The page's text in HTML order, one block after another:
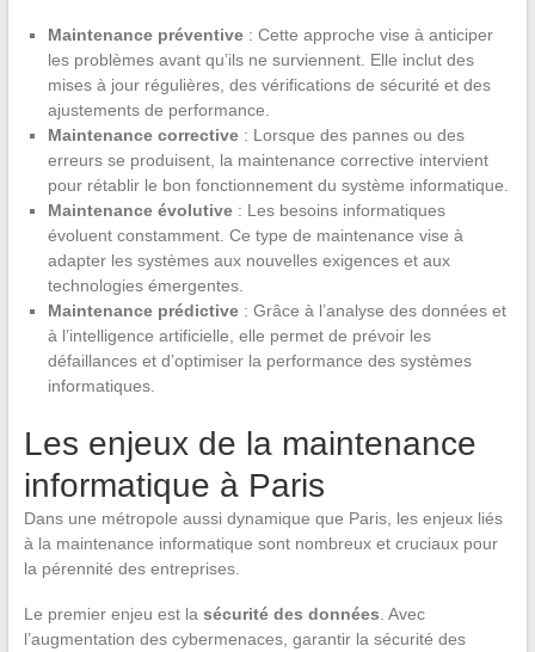
Maintenance préventive: Cette approche vise à anticiper
les problèmes avant qu’ils ne surviennent. Elle inclut des
mises à jour régulières, des vérifications de sécurité et des
ajustements de performance.
Maintenance corrective: Lorsque des pannes ou des
erreurs se produisent, la maintenance corrective intervient
pour rétablir le bon fonctionnement du système informatique.
Maintenance évolutive: Les besoins informatiques
évoluent constamment. Ce type de maintenance vise à
adapter les systèmes aux nouvelles exigences et aux
technologies émergentes.
Maintenance prédictive: Grâce à l’analyse des données et
à l’intelligence artificielle, elle permet de prévoir les
défaillances et d’optimiser la performance des systèmes
informatiques.
Les enjeux de la maintenance
informatique à Paris
Dans une métropole aussi dynamique que Paris, les enjeux liés
à la maintenance informatique sont nombreux et cruciaux pour
la pérennité des entreprises.
Le premier enjeu est la sécurité des données . Avec
l’augmentation des cybermenaces, garantir la sécurité des